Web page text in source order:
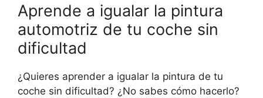
Aprende a igualar la pintura
automotriz de tu coche sin
dificultad
¿Quieres aprender a igualar la pintura de tu
coche sin dificultad? ¿No sabes cómo hacerlo?